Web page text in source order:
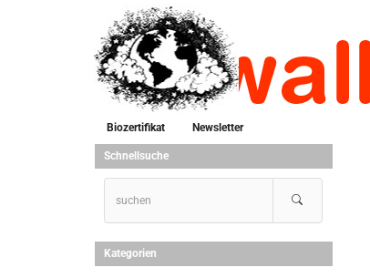
Biozertifikat Newsletter
Schnellsuche
Kategorien